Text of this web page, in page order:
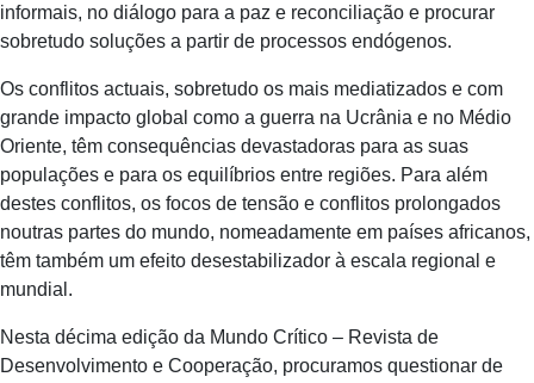
informais, no diálogo para a paz e reconciliação e procurar
sobretudo soluções a partir de processos endógenos.
Os conflitos actuais, sobretudo os mais mediatizados e com
grande impacto global como a guerra na Ucrânia e no Médio
Oriente, têm consequências devastadoras para as suas
populações e para os equilíbrios entre regiões. Para além
destes conflitos, os focos de tensão e conflitos prolongados
noutras partes do mundo, nomeadamente em países africanos,
têm também um efeito desestabilizador à escala regional e
mundial.
Nesta décima edição da Mundo Crítico – Revista de
Desenvolvimento e Cooperação, procuramos questionar de